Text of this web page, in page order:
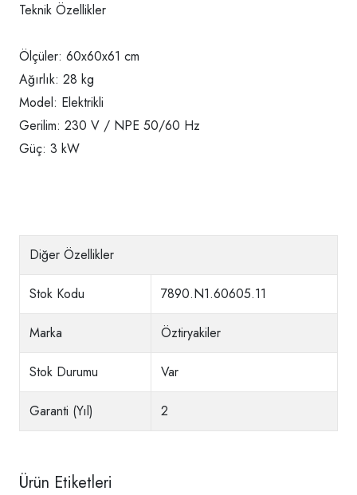
Teknik Özellikler
Ölçüler: 60x60x61 cm
Ağırlık: 28 kg
Model: Elektrikli
Gerilim: 230 V / NPE 50/60 Hz
Güç: 3 kW
Diğer Özellikler
Stok Kodu 7890.N1.60605.11
Marka Öztiryakiler
Stok Durumu Var
Garanti (Yıl) 2
Ürün Etiketleri